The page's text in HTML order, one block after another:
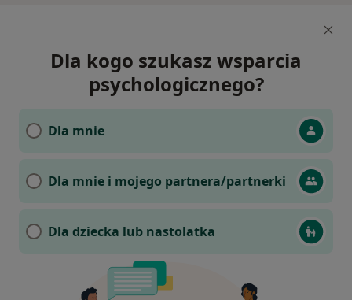
Dla kogo szukasz wsparcia
psychologicznego?
Dla mnie
Dla mnie i mojego partnera/partnerki
Dla dziecka lub nastolatka